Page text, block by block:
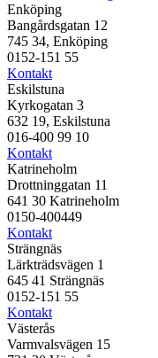
Enköping
Bangårdsgatan 12
745 34, Enköping
0152-151 55
Kontakt
Eskilstuna
Kyrkogatan 3
632 19, Eskilstuna
016-400 99 10
Kontakt
Katrineholm
Drottninggatan 11
641 30 Katrineholm
0150-400449
Kontakt
Strängnäs
Lärkträdsvägen 1
645 41 Strängnäs
0152-151 55
Kontakt
Västerås
Varmvalsvägen 15